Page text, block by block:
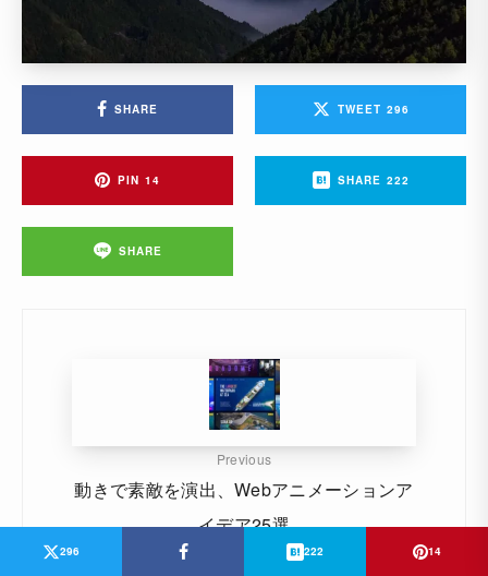
SHARE TWEET 296
PIN 14 SHARE 222
SHARE
Previous
動きで素敵を演出、Webアニメーションア
イデア25選
296 222 14